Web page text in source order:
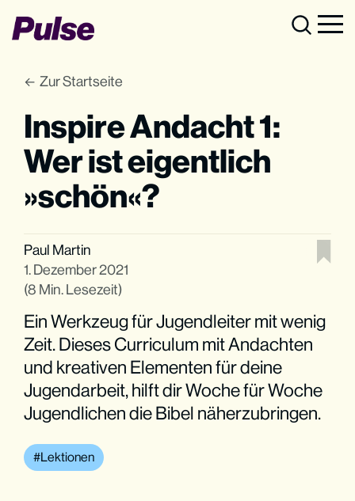
Zur Startseite
Inspire Andacht 1:
Wer ist eigentlich
»schön«?
Paul Martin
1. Dezember 2021
(8 Min. Lesezeit)
Ein Werkzeug für Jugendleiter mit wenig
Zeit. Dieses Curriculum mit Andachten
und kreativen Elementen für deine
Jugendarbeit, hilft dir Woche für Woche
Jugendlichen die Bibel näherzubringen.
Lektionen